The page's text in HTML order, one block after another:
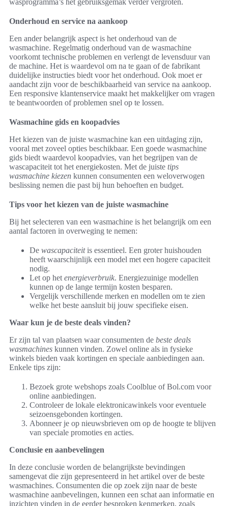
wasprogramma’s het gebruiksgemak verder vergroten.
Onderhoud en service na aankoop
Een ander belangrijk aspect is het onderhoud van de
wasmachine. Regelmatig onderhoud van de wasmachine
voorkomt technische problemen en verlengt de levensduur van
de machine. Het is waardevol om na te gaan of de fabrikant
duidelijke instructies biedt voor het onderhoud. Ook moet er
aandacht zijn voor de beschikbaarheid van service na aankoop.
Een responsive klantenservice maakt het makkelijker om vragen
te beantwoorden of problemen snel op te lossen.
Wasmachine gids en koopadvies
Het kiezen van de juiste wasmachine kan een uitdaging zijn,
vooral met zoveel opties beschikbaar. Een goede wasmachine
gids biedt waardevol koopadvies, van het begrijpen van de
wascapaciteit tot het energiekosten. Met de juiste tips
wasmachine kiezen kunnen consumenten een weloverwogen
beslissing nemen die past bij hun behoeften en budget.
Tips voor het kiezen van de juiste wasmachine
Bij het selecteren van een wasmachine is het belangrijk om een
aantal factoren in overweging te nemen:
De wascapaciteitis essentieel. Een groter huishouden
heeft waarschijnlijk een model met een hogere capaciteit
nodig.
Let op het energieverbruik. Energiezuinige modellen
kunnen op de lange termijn kosten besparen.
Vergelijk verschillende merken en modellen om te zien
welke het beste aansluit bij jouw specifieke eisen.
Waar kun je de beste deals vinden?
Er zijn tal van plaatsen waar consumenten de beste deals
wasmachines kunnen vinden. Zowel online als in fysieke
winkels bieden vaak kortingen en speciale aanbiedingen aan.
Enkele tips zijn:
Bezoek grote webshops zoals Coolblue of Bol.com voor
online aanbiedingen.
Controleer de lokale elektronicawinkels voor eventuele
seizoensgebonden kortingen.
Abonneer je op nieuwsbrieven om op de hoogte te blijven
van speciale promoties en acties.
Conclusie en aanbevelingen
In deze conclusie worden de belangrijkste bevindingen
samengevat die zijn gepresenteerd in het artikel over de beste
wasmachines. Consumenten die op zoek zijn naar de beste
wasmachine aanbevelingen, kunnen een schat aan informatie en
inzichten vinden in de eerder besproken kenmerken, zoals